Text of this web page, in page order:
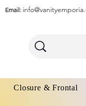
Email:
Closure & Frontal